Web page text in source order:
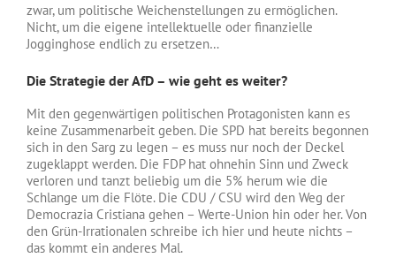
zwar, um politische Weichenstellungen zu ermöglichen.
Nicht, um die eigene intellektuelle oder finanzielle
Jogginghose endlich zu ersetzen…
Die Strategie der AfD – wie geht es weiter?
Mit den gegenwärtigen politischen Protagonisten kann es
keine Zusammenarbeit geben. Die SPD hat bereits begonnen
sich in den Sarg zu legen – es muss nur noch der Deckel
zugeklappt werden. Die FDP hat ohnehin Sinn und Zweck
verloren und tanzt beliebig um die 5% herum wie die
Schlange um die Flöte. Die CDU / CSU wird den Weg der
Democrazia Cristiana gehen – Werte-Union hin oder her. Von
den Grün-Irrationalen schreibe ich hier und heute nichts –
das kommt ein anderes Mal.